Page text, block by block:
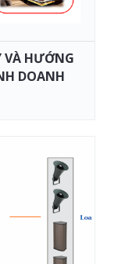
VÀ HƯỚNG
DOANH